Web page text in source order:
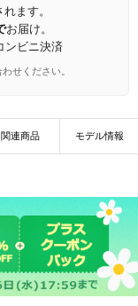
ます。
お届け。
ンビニ決済
せください。
関連商品 モデル情報